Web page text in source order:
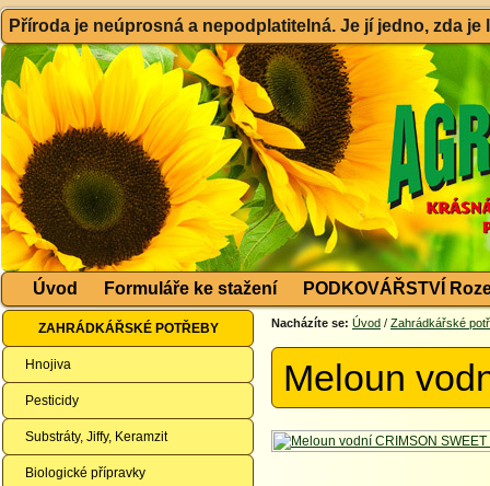
Příroda je neúprosná a nepodplatitelná. Je jí jedno, zda
Úvod Formuláře ke stažení PODKOVÁŘSTVÍ
ZAHRÁDKÁŘSKÉ POTŘEBY
Hnojiva
Pesticidy
Substráty, Jiffy, Keramzit
Biologické přípravky
Nacházíte se: Úvod / Zahrádkářské
Meloun